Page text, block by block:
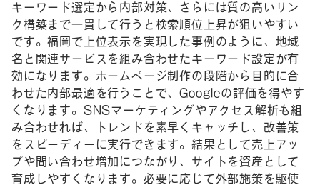
キーワード選定から内部対策、さらには質の高いリン
ク構築まで一貫して行うと検索順位上昇が狙いやすい
です。福岡で上位表示を実現した事例のように、地域
名と関連サービスを組み合わせたキーワード設定が有
効になります。ホームページ制作の段階から目的に合
わせた内部最適を行うことで、Googleの評価を得やす
くなります。SNSマーケティングやアクセス解析も組
み合わせれば、トレンドを素早くキャッチし、改善策
をスピーディーに実行できます。結果として売上アッ
プや問い合わせ増加につながり、サイトを資産として
育成しやすくなります。必要に応じて外部施策を駆使